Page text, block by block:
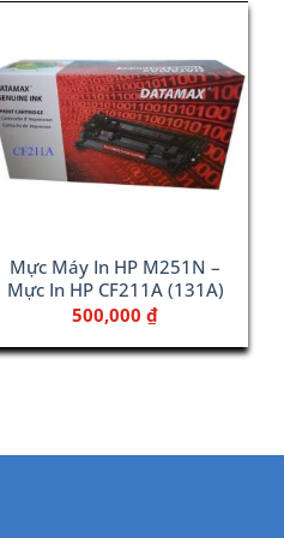
Mực Máy In HP M251N –
Mực In HP CF211A (131A)
500,000₫